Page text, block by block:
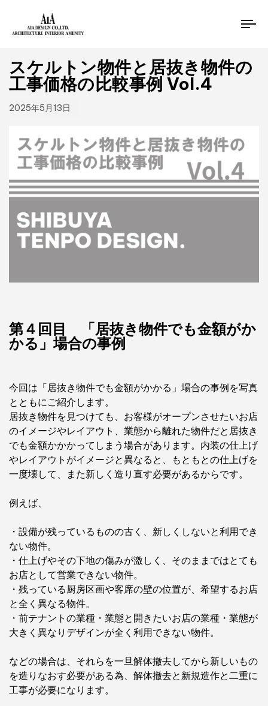
工事価格の比較事例
スケルトン物件と居抜き物件の
工事価格の比較事例 Vol.4
2025年5月13日
第４回目 「居抜き物件でも金額がか
かる」場合の事例
今回は「居抜き物件でも金額がかかる」場合の事例を写真
とともにご紹介します。
居抜き物件を見つけても、お客様がオープンさせたいお店
のイメージやレイアウト、業態から離れた物件だと居抜き
でも金額かかかってしまう場合があります。内装の仕上げ
やレイアウトがイメージと異なると、もともとの仕上げを
一度壊して、また新しく造り直す必要があるからです。
例えば、
・設備が残っているものの古く、新しくしないと利用でき
ない物件。
・仕上げやその下地の傷みが激しく、そのままではとても
お店として営業できない物件。
・残っている厨房区画や客席の壁の位置が、希望するお店
と全く異なる物件。
・前テナントの業種・業態と開きたいお店の業種・業態が
大きく異なりデザインが全く利用できない物件。
などの場合は、それらを一旦解体撤去してから新しいもの
を造りなおす必要がある為、解体撤去と新規造作と二重に
工事が必要になります。